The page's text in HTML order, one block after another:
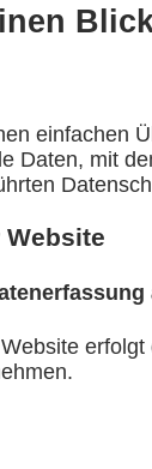
einfachen
Daten, mit